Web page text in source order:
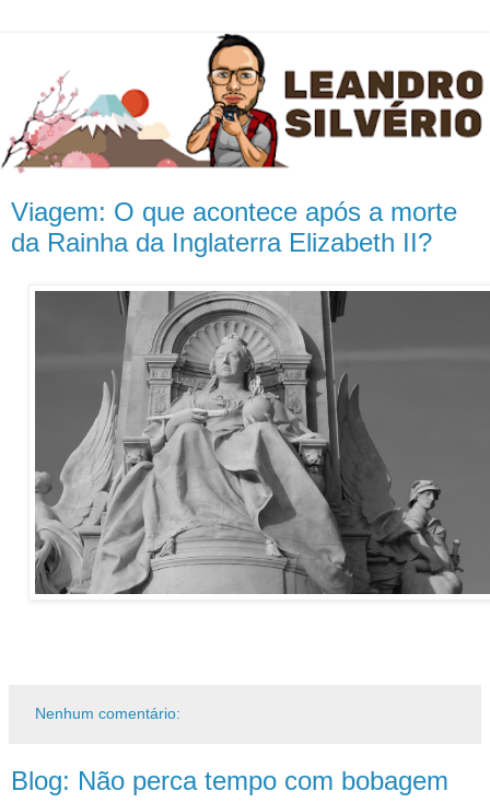
Viagem: O que acontece após a morte
da Rainha da Inglaterra Elizabeth II?
Nenhum comentário:
Blog: Não perca tempo com bobagem